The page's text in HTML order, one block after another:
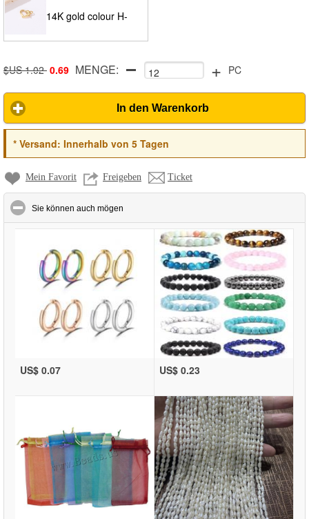
9237
14K gold colour H-
8280
$US 1.02 0.69 MENGE: + PC
In den Warenkorb
*Versand: Innerhalb von 5 Tagen
Mein Favorit Freigeben Ticket
Sie können auch mögen
US$ 0.07 US$ 0.23